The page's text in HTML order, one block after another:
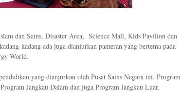
dan Sains, Disaster Area, Science Mall, Kids Pavilion dan
kadang ada juga dianjurkan pameran yang bertema pada
World.
yang dianjurkan oleh Pusat Sains Negara ini. Program
Jangkau Dalam dan juga Program Jangkau Luar.